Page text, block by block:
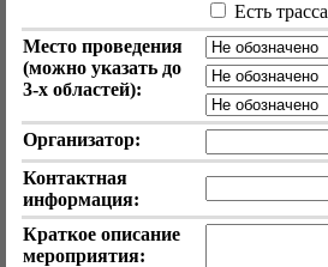
Есть
Место проведения
(можно указать до
3-х областей):
Организатор:
Контактная
информация:
Краткое описание
мероприятия: